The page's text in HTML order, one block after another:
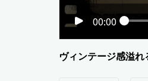
00:00
ヴィンテージ感溢